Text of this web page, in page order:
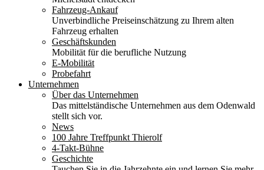
Fahrzeug-Ankauf
Unverbindliche Preiseinschätzung zu Ihrem alten
Fahrzeug erhalten
Geschäftskunden
Mobilität für die berufliche Nutzung
E-Mobilität
Probefahrt
Unternehmen
Über das Unternehmen
Das mittelständische Unternehmen aus dem Odenwald
stellt sich vor.
News
100 Jahre Treffpunkt Thierolf
4-Takt-Bühne
Geschichte